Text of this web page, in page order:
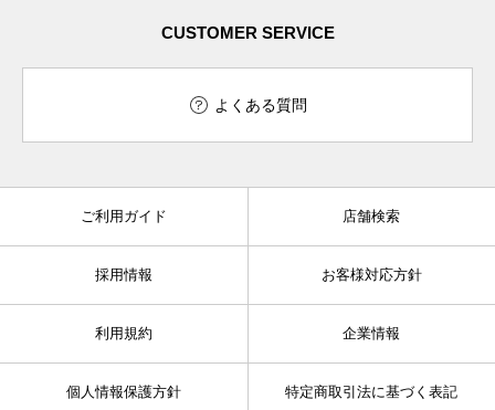
CUSTOMER SERVICE
よくある質問
ご利用ガイド 店舗検索
採用情報 お客様対応方針
利用規約 企業情報
個人情報保護方針 特定商取引法に基づく表記